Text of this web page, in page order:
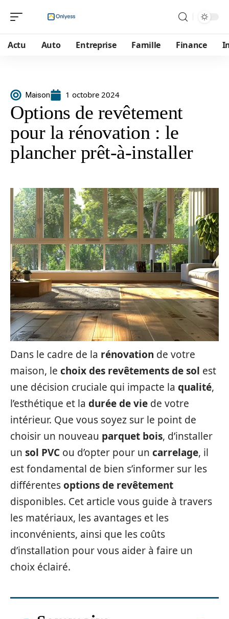
Actu Auto Entreprise Famille Finance
Maison 1 octobre 2024
Options de revêtement
pour la rénovation : le
plancher prêt-à-installer
Dans le cadre de la rénovation de votre
maison, le choix des revêtements de sol est
une décision cruciale qui impacte la qualité,
l’esthétique et la durée de vie de votre
intérieur. Que vous soyez sur le point de
choisir un nouveau parquet bois, d’installer
un sol PVC ou d’opter pour un carrelage, il
est fondamental de bien s’informer sur les
différentesoptions de revêtement
disponibles. Cet article vous guide à travers
les matériaux, les avantages et les
inconvénients, ainsi que les coûts
d’installation pour vous aider à faire un
choix éclairé.